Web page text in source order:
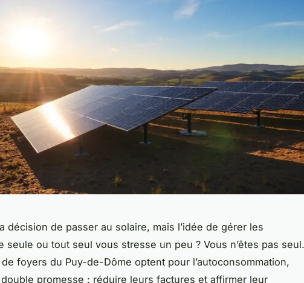
décision de passer au solaire, mais l’idée de gérer les
seule ou tout seul vous stresse un peu ? Vous n’êtes pas seul.
foyers du Puy-de-Dôme optent pour l’autoconsommation,
promesse : réduire leurs factures et affirmer leur